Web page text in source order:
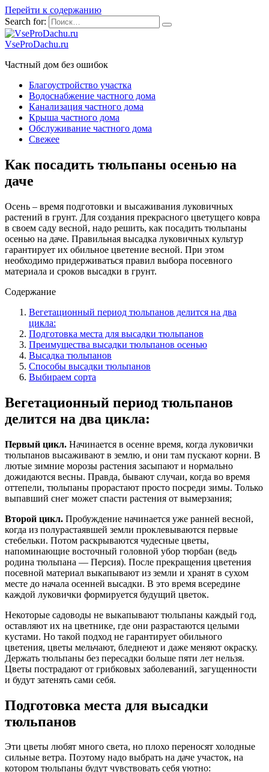
Перейти к содержанию
Search for:
VseProDachu.ru
Частный дом без ошибок
Благоустройство участка
Водоснабжение частного дома
Канализация частного дома
Крыша частного дома
Обслуживание частного дома
Свежее
Как посадить тюльпаны осенью на
даче
Осень – время подготовки и высаживания луковичных
растений в грунт. Для создания прекрасного цветущего ковра
в своем саду весной, надо решить, как посадить тюльпаны
осенью на даче. Правильная высадка луковичных культур
гарантирует их обильное цветение весной. При этом
необходимо придерживаться правил выбора посевного
материала и сроков высадки в грунт.
Содержание
Вегетационный период тюльпанов делится на два
цикла:
Подготовка места для высадки тюльпанов
Преимущества высадки тюльпанов осенью
Высадка тюльпанов
Способы высадки тюльпанов
Выбираем сорта
Вегетационный период тюльпанов
делится на два цикла:
Первый цикл. Начинается в осенне время, когда луковички
тюльпанов высаживают в землю, и они там пускают корни. В
лютые зимние морозы растения засыпают и нормально
дожидаются весны. Правда, бывают случаи, когда во время
оттепели, тюльпаны прорастают просто посреди зимы. Только
выпавший снег может спасти растения от вымерзания;
Второй цикл. Пробуждение начинается уже ранней весной,
когда из полурастаявшей земли проклевываются первые
стебельки. Потом раскрываются чудесные цветы,
напоминающие восточный головной убор тюрбан (ведь
родина тюльпана — Персия). После прекращения цветения
посевной материал выкапывают из земли и хранят в сухом
месте до начала осенней высадки. В это время всередине
каждой луковички формируется будущий цветок.
Некоторые садоводы не выкапывают тюльпаны каждый год,
оставляют их на цветнике, где они разрастаются целыми
кустами. Но такой подход не гарантирует обильного
цветения, цветы мельчают, бледнеют и даже меняют окраску.
Держать тюльпаны без пересадки больше пяти лет нельзя.
Цветы пострадают от грибковых заболеваний, загущенности
и будут затенять сами себя.
Подготовка места для высадки
тюльпанов
Эти цветы любят много света, но плохо переносят холодные
сильные ветра. Поэтому надо выбрать на даче участок, на
котором тюльпаны будут чувствовать себя уютно: